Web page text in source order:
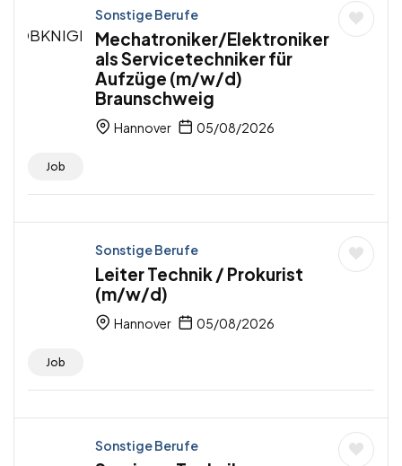
Sonstige Berufe
Mechatroniker/Elektroniker
als Servicetechniker für
Aufzüge (m/w/d)
Braunschweig
Hannover 05/08/2026
Job
Sonstige Berufe
Leiter Technik / Prokurist
(m/w/d)
Hannover 05/08/2026
Job
Sonstige Berufe